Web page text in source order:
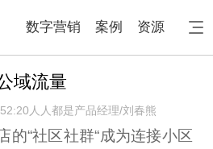
数字营销 案例 资源
域流量
人人都是产品经理/刘春熊
的“社区社群“成为连接小区